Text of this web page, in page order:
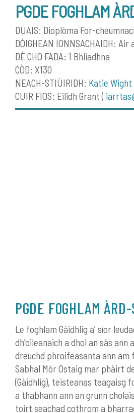
PGDE FOGHLAM
DUAIS: Dioplòma For-
DÒIGHEAN IONNSACHAIDH:
DÈ CHO FADA: 1 Bhliadhna
CÒD: X130
NEACH-STIÙIRIDH: Katie Wight
CUIR FIOS: Eilidh Grant (
PGDE FOGHLAM
Le foghlam Gàidhlig a’ sìor
dh’oileanaich a dhol an sàs
dreuchd phroifeasanta ann am
Sabhal Mòr Ostaig mar phàirt
(Gàidhlig), teisteanas teagaisg
a thabhann ann an grunn
toirt seachad cothrom a